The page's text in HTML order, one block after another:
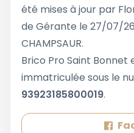
été mises à jour par
de Gérante le 27/07/26
CHAMPSAUR.
Brico Pro Saint Bonnet
immatriculée sous le
93923185800019.